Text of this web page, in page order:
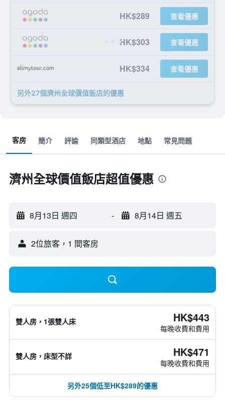
HK$289 查看優惠
HK$303 查看優惠
HK$334 查看優惠
另外27個濟州全球價值飯店​的優惠
客房 簡介 評論 同類型酒店 地點 常見問題
濟州全球價值飯店超值優惠
8月13日 週四 - 8月14日 週五
2位旅客，1 間客房
雙人房，1張雙人床 HK$443
每晚收費和費用
雙人房，床型不詳 HK$471
每晚收費和費用
另外25個低至HK$289的優惠